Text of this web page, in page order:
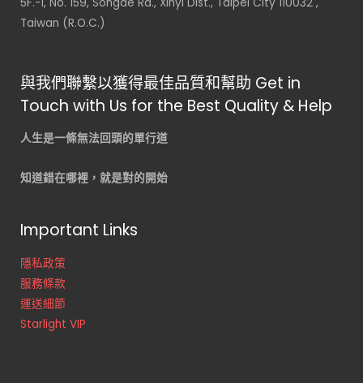
Taiwan (R.O.C.)
與我們聯繫以獲得最佳品質和幫助 Get in
Touch with Us for the Best Quality & Help
人生是一條無法回頭的單行道
知道錯在哪裡，就是對的開始
Important Links
隱私政策
服務條款
運送細節
Starlight VIP